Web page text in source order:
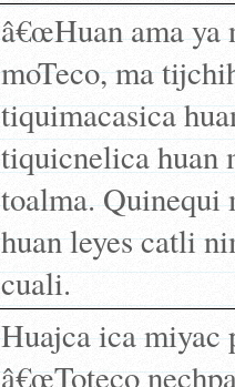
â€œHuan ama
moTeco, ma
tiquimacasica
tiquicnelica huan
toalma. Quinequi
huan leyes catli
cuali.
Huajca ica miyac
â€œToteco